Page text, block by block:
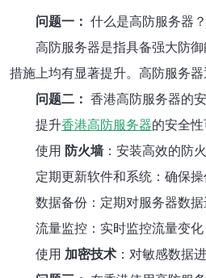
问题一： 什么是高防服务器
高防服务器是指具备强大防
措施上均有显著提升。高防服务
问题二： 香港高防服务器的
提升香港高防服务器的安全性
使用 防火墙：安装高效的防
定期更新软件和系统：确保
数据备份：定期对服务器数
流量监控：实时监控流量变
使用 加密技术 ：对敏感数据